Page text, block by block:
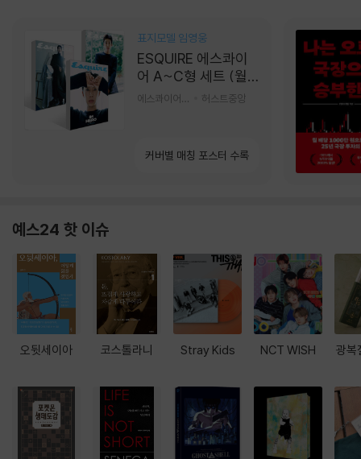
표지모델 임영웅
ESQUIRE 에스콰이
어 A~C형 세트 (월
간) : 9월 [2026]
허스트중앙
커버별 매칭 포스터 수록
예스24 핫 이슈
오뒷세이아 코스톨라니 Stray Kids NCT WISH 광복